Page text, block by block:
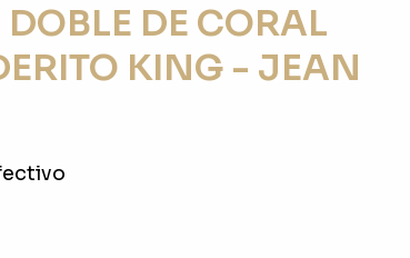
DE CORAL
KING - JEAN